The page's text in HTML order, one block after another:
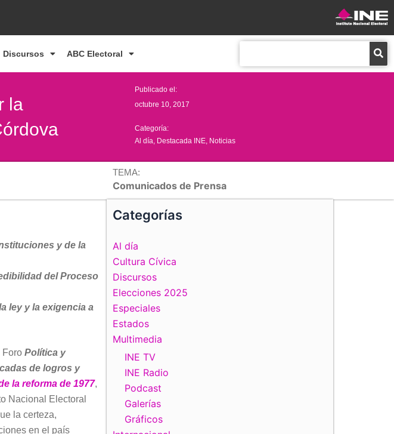
Discursos ABC Electoral
la
Publicado el:
octubre 10, 2017
Categoría:
Al día Destacada INE Noticias
TEMA:
Comunicados de Prensa
y de la
del Proceso
ley y la exigencia a
Foro Política y
de logros y
la reforma de 1977,
Nacional Electoral
la certeza,
en el país
Categorías
Al día
Cultura Cívica
Discursos
Elecciones 2025
Especiales
Estados
Multimedia
INE TV
INE Radio
Podcast
Galerías
Gráficos